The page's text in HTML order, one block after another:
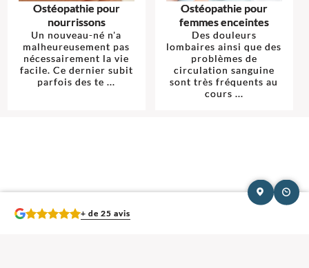
Ostéopathie pour
nourrissons
Un nouveau-né n'a
malheureusement pas
nécessairement la vie
facile. Ce dernier subit
parfois des te ...
Ostéopathie pour
femmes enceintes
Des douleurs
lombaires ainsi que des
problèmes de
circulation sanguine
sont très fréquents au
cours ...
+ de 25 avis